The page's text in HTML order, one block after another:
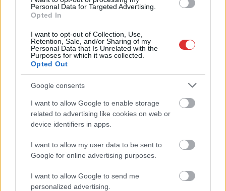
Personal Data for Targeted Advertising.
Opted In
I want to opt-out of Collection, Use,
Retention, Sale, and/or Sharing of my
Personal Data that Is Unrelated with the
Purposes for which it was collected.
Opted Out
Google consents
I want to allow Google to enable storage
related to advertising like cookies on web or
device identifiers in apps.
I want to allow my user data to be sent to
Google for online advertising purposes.
I want to allow Google to send me
personalized advertising.
bordélyhálózat fenntartásáért
2023.01.13.
Az ügy külön
érdekessége, hogy
MTVA alkalmazottja a
férfi, de éppen a
Kékfény című bűnügyi
műsor riportere.
közmédia alkalmazottja, azon belül is a Kékfény bűnügyi
riportere az a 44 éves férfi, akit prostitúció elősegítésének
gyanúja miatt fogott el a rendőrség január 11-én. A nyomozás
adatai szerint B.B. 2021 augusztusától saját nevére vett bérbe